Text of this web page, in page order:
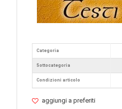
Categoria
Sottocategoria
Condizioni articolo
aggiungi a preferiti